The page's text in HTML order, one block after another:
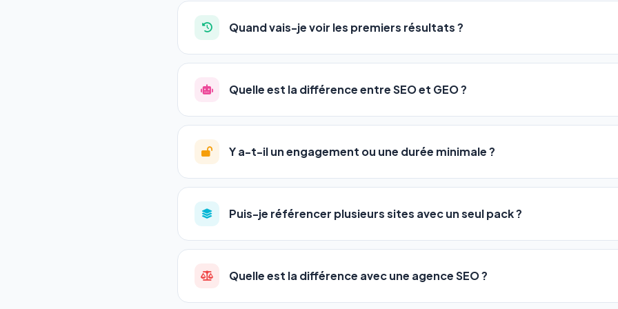
auto-entrepreneurs, PME ou agences. Pas de code, pas de configuration complexe —
l'adresse de votre site, décrivez votre activité, et le logiciel gère tout en automatique
Quand vais-je voir les premiers résultats ?
La plupart de nos utilisateurs observent une amélioration de leur positionnement en4
progression
votre tableau de bord.
Quelle est la différence entre SEO et GEO ?
LeSEO(Search Engine Optimization) vous positionne sur les moteurs classiques :
GEO(Generative Engine Optimization) va plus loin : il fait en sorte que les IA
Gemini et Perplexity
vous citent comme référence dans leurs réponses. Notre
deux simultanément et automatiquement.
Y a-t-il un engagement ou une durée minimale ?
Aucun engagement.Tous nos packs sont résiliables à tout moment, directement
en un clic, ou en nous contactant par téléphone (09 73 89 23 94) ou via le support en
pas de frais cachés. Votre liberté est totale.
Puis-je référencer plusieurs sites avec un seul pack ?
Oui ! Chaque pack couvre un nombre de sites différent :
Standard
•Pro→ jusqu'à 5 URLs
Quelle est la différence avec une agence SEO ?